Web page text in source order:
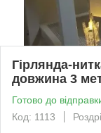
Гірлянда-
довжина 3
Готово до
Код: 1113